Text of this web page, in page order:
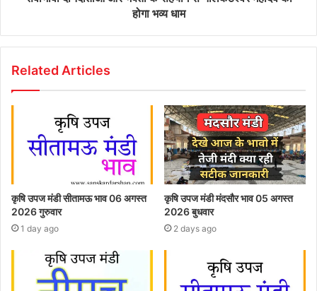
होगा भव्य धाम
Related Articles
कृषि उपज मंडी सीतामऊ भाव 06 अगस्त
2026 गुरुवार
1 day ago
कृषि उपज मंडी मंदसौर भाव 05 अगस्त
2026 बुधवार
2 days ago